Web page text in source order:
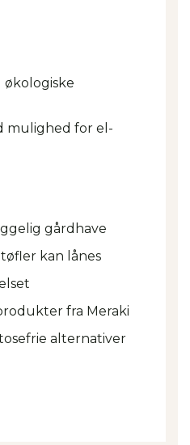
økologiske
mulighed for el-
gårdhave
kan lånes
fra Meraki
alternativer